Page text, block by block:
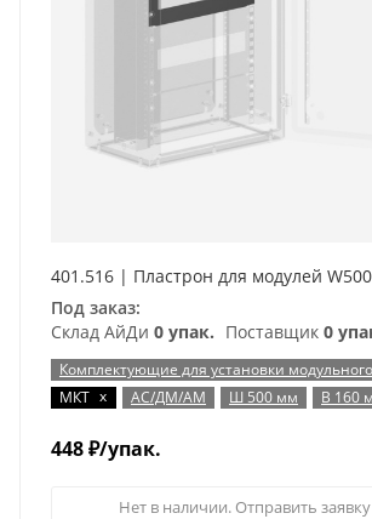
401.516 | Пластрон для модулей
Под заказ:
Склад АйДи 0 упак. Поставщик 0
Комплектующие для установки
МКТ x АС/ДМ/АМ Ш 500 мм В 160
448₽/упак.
Нет в наличии. Отправить заявку